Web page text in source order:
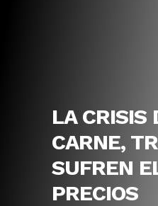
LA CRISIS
CARNE,
SUFREN
PRECIOS